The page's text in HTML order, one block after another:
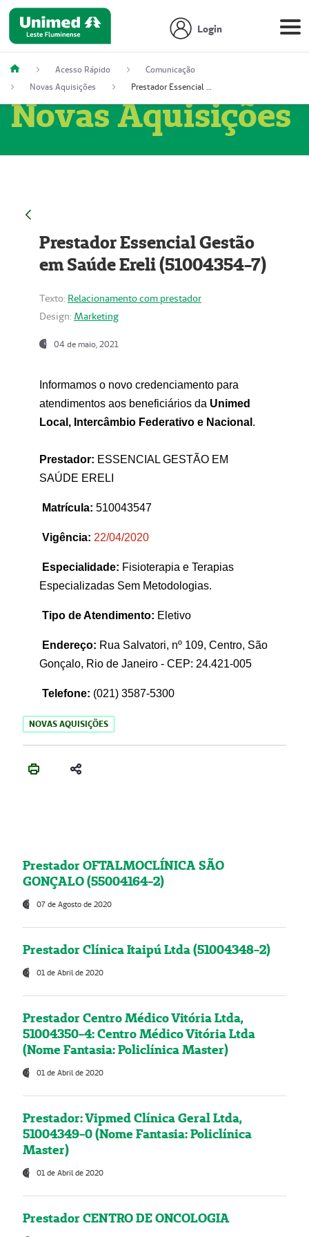
Login
Acesso Rápido
Comunicação
Novas Aquisições
Prestador Essencial Gestão em Saúde Ereli (51004354-7)
Novas Aquisições
Prestador Essencial Gestão
em Saúde Ereli (51004354-7)
Texto: Relacionamento com prestador
Design: Marketing
04 de maio, 2021
Informamos o novo credenciamento para
atendimentos aos beneficiários da Unimed
Local, Intercâmbio Federativo e Nacional .
Prestador: ESSENCIAL GESTÃO EM
SAÚDE ERELI
Matrícula: 510043547
Vigência: 22/04/2020
Especialidade: Fisioterapia e Terapias
Especializadas Sem Metodologias.
Tipo de Atendimento: Eletivo
Endereço: Rua Salvatori, nº 109, Centro, São
Gonçalo, Rio de Janeiro - CEP: 24.421-005
Telefone: (021) 3587-5300
NOVAS AQUISIÇÕES
Prestador OFTALMOCLÍNICA SÃO
GONÇALO (55004164-2)
07 de Agosto de 2020
Prestador Clínica Itaipú Ltda (51004348-2)
01 de Abril de 2020
Prestador Centro Médico Vitória Ltda,
51004350-4: Centro Médico Vitória Ltda
(Nome Fantasia: Policlínica Master)
01 de Abril de 2020
Prestador: Vipmed Clínica Geral Ltda,
51004349-0 (Nome Fantasia: Policlínica
Master)
01 de Abril de 2020
Prestador CENTRO DE ONCOLOGIA